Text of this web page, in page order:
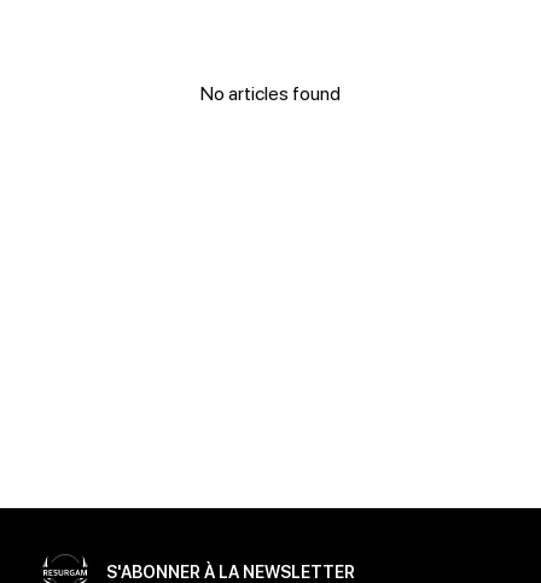
No articles found
S'ABONNER À LA NEWSLETTER